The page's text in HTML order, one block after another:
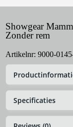
Showgear
Zonder rem
Artikelnr: 9000-
Specificaties